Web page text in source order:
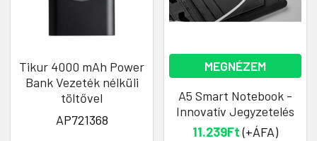
Tikur 4000 mAh Power
Bank Vezeték nélküli
töltővel
AP721368
MEGNÉZEM
A5 Smart Notebook -
Innovatív Jegyzetelés
11.239Ft(+ÁFA)